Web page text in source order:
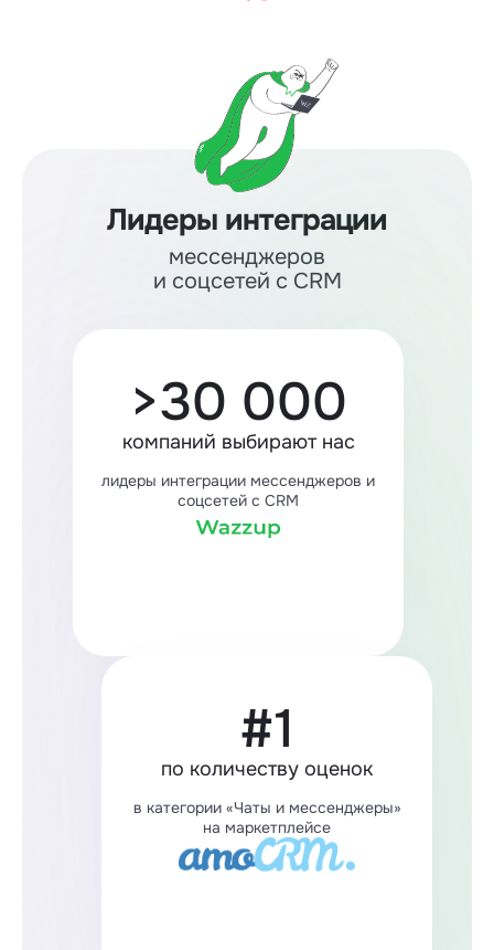
Лидеры интеграции
мессенджеров
и соцсетей с CRM
>30 000
компаний выбирают нас
лидеры интеграции мессенджеров и
соцсетей с CRM
#1
по количеству оценок
в категории «Чаты и мессенджеры»
на маркетплейсе